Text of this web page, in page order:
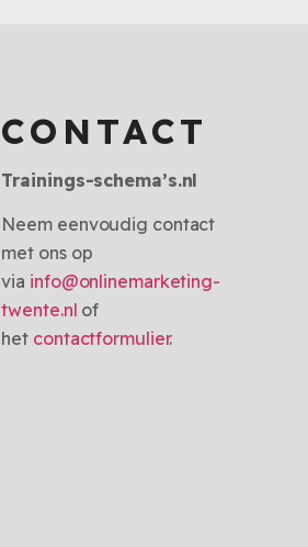
CONTACT
Trainings-schema’s.nl
Neem eenvoudig contact
met ons op
via info@onlinemarketing-
twente.nl of
het contactformulier.